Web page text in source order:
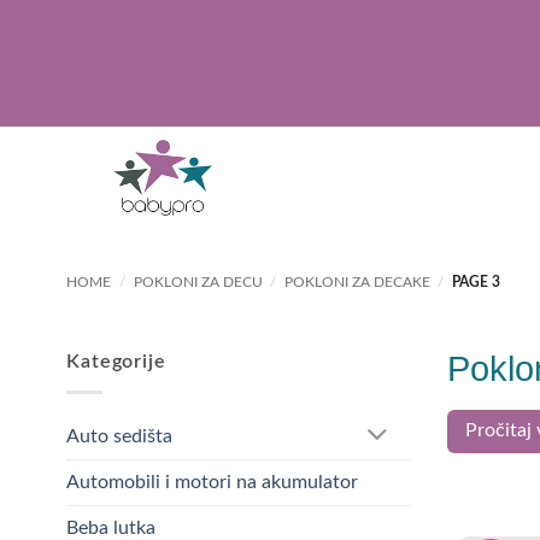
HOME / POKLONI ZA DECU / POKLONI ZA DECAKE / PAGE 3
Kategorije
Auto sedišta
Automobili i motori na akumulator
Beba lutka
Pročitaj